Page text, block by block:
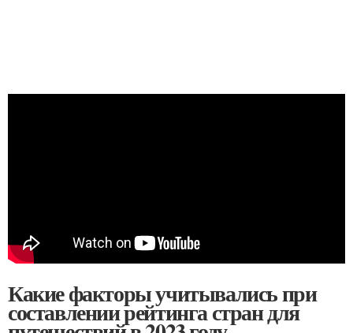
Какие факторы учитывались при
составлении рейтинга стран для